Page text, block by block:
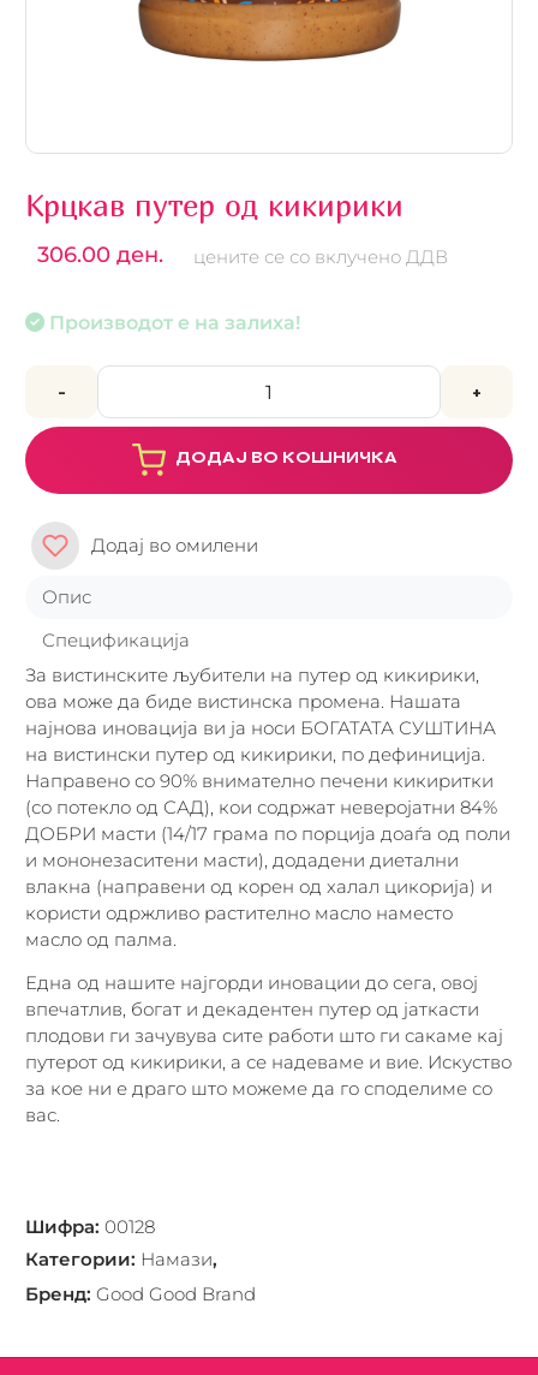
Крцкав путер од кикирики
306.00 ден. цените се со вклучено ДДВ
Производот е на залиха!
- +
ДОДАЈ ВО КОШНИЧКА
Додај во омилени
Опис
Спецификација
За вистинските љубители на путер од кикирики,
ова може да биде вистинска промена. Нашата
најнова иновација ви ја носи БОГАТАТА СУШТИНА
на вистински путер од кикирики, по дефиниција.
Направено со 90% внимателно печени кикиритки
(со потекло од САД), кои содржат неверојатни 84%
ДОБРИ масти (14/17 грама по порција доаѓа од поли
и мононезаситени масти), додадени диетални
влакна (направени од корен од халал цикорија) и
користи одржливо растително масло наместо
масло од палма.
Една од нашите најгорди иновации до сега, овој
впечатлив, богат и декадентен путер од јаткасти
плодови ги зачувува сите работи што ги сакаме кај
путерот од кикирики, а се надеваме и вие. Искуство
за кое ни е драго што можеме да го споделиме со
вас.
Шифра: 00128
Категории: Намази,
Бренд: Good Good Brand